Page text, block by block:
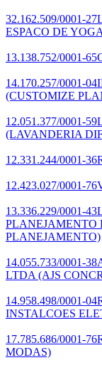
32.162.509/0001-27
ESPACO DE
13.138.752/0001-65
14.170.257/0001-04
(CUSTOMIZE
12.051.377/0001-59
(LAVANDERIA
12.331.244/0001-36
12.423.027/0001-76
13.336.229/0001-43
PLANEJAMENTO
PLANEJAMENTO)
14.055.733/0001-38
LTDA (AJS
14.958.498/0001-04
INSTALCOES
17.785.686/0001-76
MODAS)